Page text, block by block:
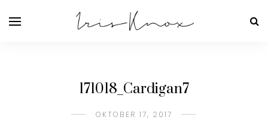
171018_Cardigan7
OKTOBER 17, 2017